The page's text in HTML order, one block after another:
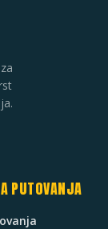
PUTOVANJA